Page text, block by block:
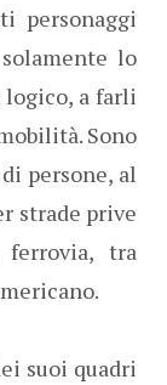
personaggi
lo
logico, a farli
Sono
persone, al
strade prive
tra
suoi quadri